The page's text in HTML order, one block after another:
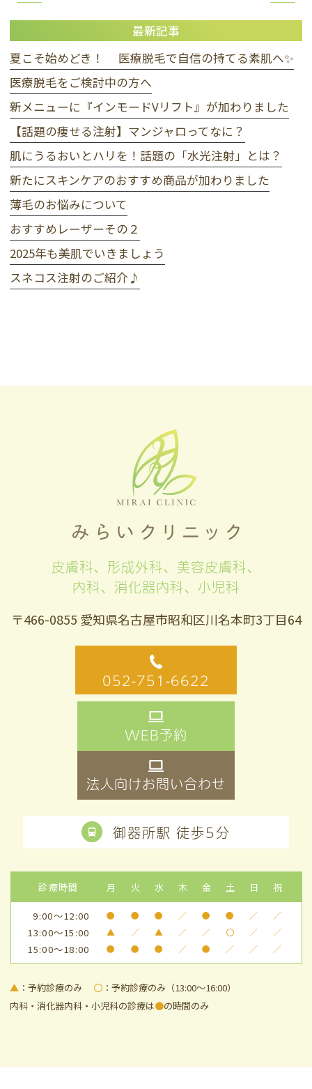
最新記事
夏こそ始めどき！ 医療脱毛で自信の持てる素肌へ✨
医療脱毛をご検討中の方へ
新メニューに『インモードVリフト』が加わりました
【話題の痩せる注射】マンジャロってなに？
肌にうるおいとハリを！話題の「水光注射」とは？
新たにスキンケアのおすすめ商品が加わりました
薄毛のお悩みについて
おすすめレーザーその２
2025年も美肌でいきましょう
スネコス注射のご紹介♪
皮膚科、形成外科、美容皮膚科、
内科、消化器内科、小児科
〒466-0855 愛知県名古屋市昭和区川名本町3丁目64
052-751-6622
WEB予約
法人向けお問い合わせ
御器所駅 徒歩5分
診療時間 月 火 水 木 金 土 日 祝
9:00～12:00 ● ● ● ／ ● ● ／ ／
13:00～15:00 ▲ ／ ▲ ／ ／ 〇 ／ ／
15:00～18:00 ● ● ● ／ ● ／ ／ ／
▲ ：予約診療のみ 〇 ：予約診療のみ（13:00～16:00）
内科・消化器内科・小児科の診療は●の時間のみ